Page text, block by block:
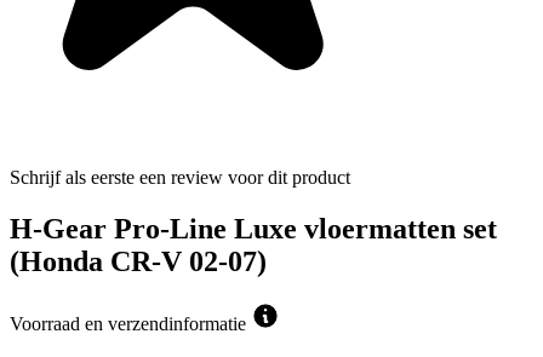
Schrijf als eerste een review voor dit product
H-Gear Pro-Line Luxe vloermatten set
(Honda CR-V 02-07)
Voorraad en verzendinformatie